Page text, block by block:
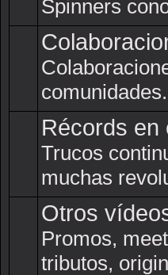
Spinners
comunidades.
Récords en
Trucos
muchas
Otros
Promos,
tributos,